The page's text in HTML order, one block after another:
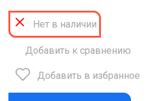
Нет в наличии
Добавить к сравнению
Добавить в избранное